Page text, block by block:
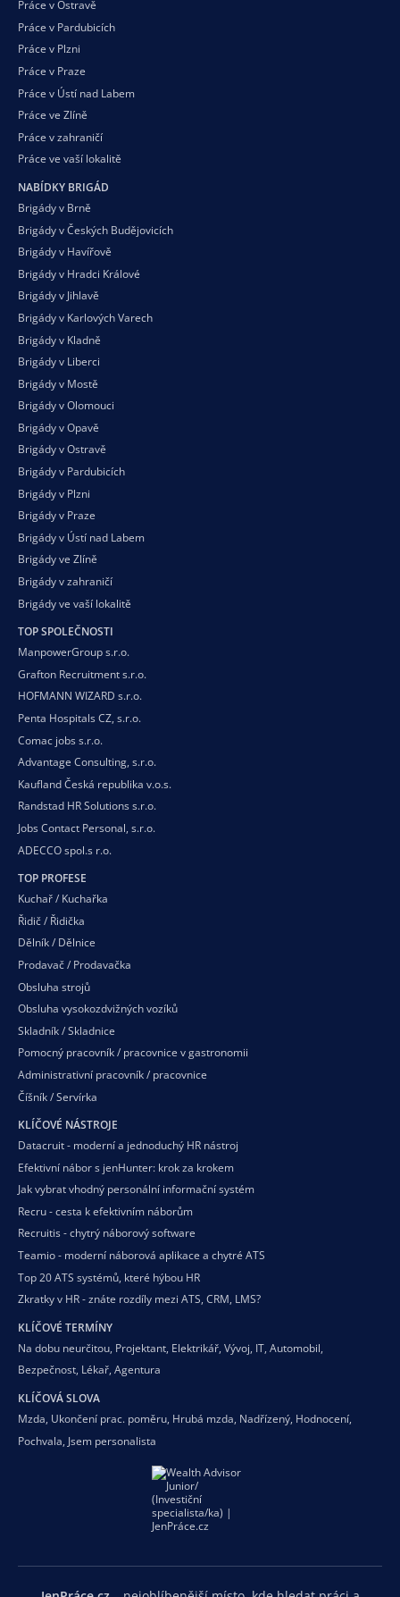
Práce v Ostravě
Práce v Pardubicích
Práce v Plzni
Práce v Praze
Práce v Ústí nad Labem
Práce ve Zlíně
Práce v zahraničí
Práce ve vaší lokalitě
NABÍDKY BRIGÁD
Brigády v Brně
Brigády v Českých Budějovicích
Brigády v Havířově
Brigády v Hradci Králové
Brigády v Jihlavě
Brigády v Karlových Varech
Brigády v Kladně
Brigády v Liberci
Brigády v Mostě
Brigády v Olomouci
Brigády v Opavě
Brigády v Ostravě
Brigády v Pardubicích
Brigády v Plzni
Brigády v Praze
Brigády v Ústí nad Labem
Brigády ve Zlíně
Brigády v zahraničí
Brigády ve vaší lokalitě
TOP SPOLEČNOSTI
ManpowerGroup s.r.o.
Grafton Recruitment s.r.o.
HOFMANN WIZARD s.r.o.
Penta Hospitals CZ, s.r.o.
Comac jobs s.r.o.
Advantage Consulting, s.r.o.
Kaufland Česká republika v.o.s.
Randstad HR Solutions s.r.o.
Jobs Contact Personal, s.r.o.
ADECCO spol.s r.o.
TOP PROFESE
Kuchař / Kuchařka
Řidič / Řidička
Dělník / Dělnice
Prodavač / Prodavačka
Obsluha strojů
Obsluha vysokozdvižných vozíků
Skladník / Skladnice
Pomocný pracovník / pracovnice v gastronomii
Administrativní pracovník / pracovnice
Číšník / Servírka
KLÍČOVÉ NÁSTROJE
Datacruit - moderní a jednoduchý HR nástroj
Efektivní nábor s jenHunter: krok za krokem
Jak vybrat vhodný personální informační systém
Recru - cesta k efektivním náborům
Recruitis - chytrý náborový software
Teamio - moderní náborová aplikace a chytré ATS
Top 20 ATS systémů, které hýbou HR
Zkratky v HR - znáte rozdíly mezi ATS, CRM, LMS?
KLÍČOVÉ TERMÍNY
Na dobu neurčitou, Projektant, Elektrikář, Vývoj, IT, Automobil,
Bezpečnost, Lékař, Agentura
KLÍČOVÁ SLOVA
Mzda, Ukončení prac. poměru, Hrubá mzda, Nadřízený, Hodnocení,
Pochvala, Jsem personalista